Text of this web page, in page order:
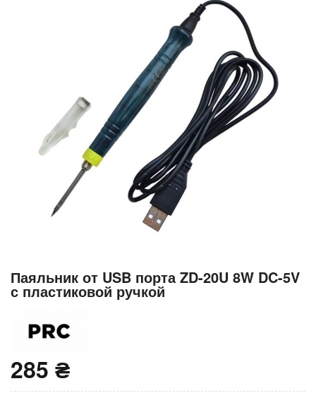
Перейти
началу
Паяльник от USB порта ZD-20U 8W DC-5V
с пластиковой ручкой
285 ₴